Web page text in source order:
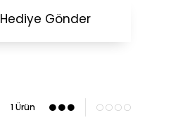
Hediye Gönder
1 Ürün